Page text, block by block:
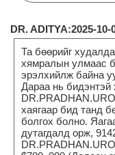
DR. ADITYA:2025-10-
Та бөөрийг
хямралын улмаас
эрэлхийлж байна
Дараа нь бидэнтэй
хаягаар бид танд
болгох болно.
дутагдалд орж,